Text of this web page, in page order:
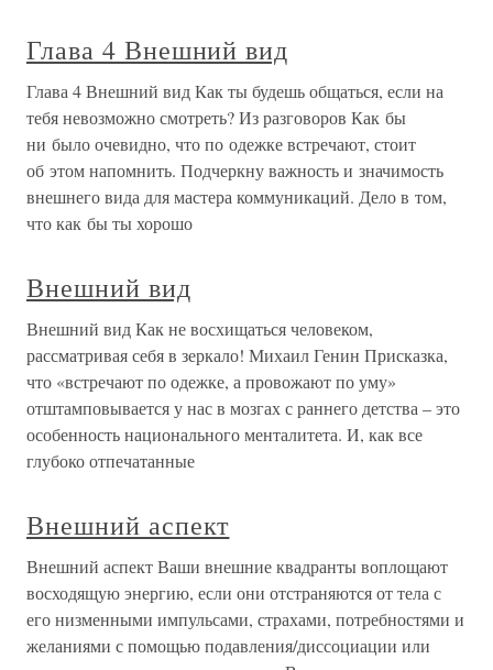
Глава 4 Внешний вид
Глава 4 Внешний вид Как ты будешь общаться, если на
тебя невозможно смотреть? Из разговоров Как бы
ни было очевидно, что по одежке встречают, стоит
об этом напомнить. Подчеркну важность и значимость
внешнего вида для мастера коммуникаций. Дело в том,
что как бы ты хорошо
Внешний вид
Внешний вид Как не восхищаться человеком,
рассматривая себя в зеркало! Михаил Генин Присказка,
что «встречают по одежке, а провожают по уму»
отштамповывается у нас в мозгах с раннего детства – это
особенность национального менталитета. И, как все
глубоко отпечатанные
Внешний аспект
Внешний аспект Ваши внешние квадранты воплощают
восходящую энергию, если они отстраняются от тела с
его низменными импульсами, страхами, потребностями и
желаниями с помощью подавления/диссоциации или